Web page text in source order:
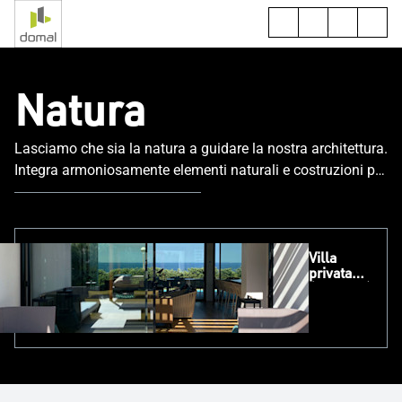
Natura
Lasciamo che sia la natura a guidare la nostra architettura.
Integra armoniosamente elementi naturali e costruzioni per
un ambiente di vita stimolante e sostenibile.
Villa
privata